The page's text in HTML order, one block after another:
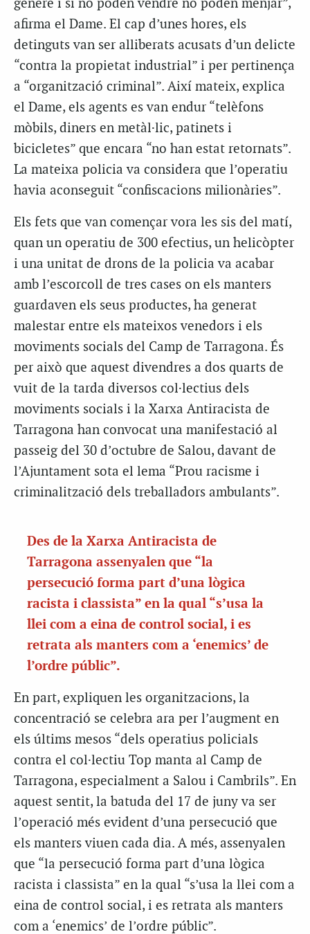
gènere i si no poden vendre no poden menjar”,
afirma el Dame. El cap d’unes hores, els
detinguts van ser alliberats acusats d’un delicte
“contra la propietat industrial” i per pertinença
a “organització criminal”. Així mateix, explica
el Dame, els agents es van endur “telèfons
mòbils, diners en metàl·lic, patinets i
bicicletes” que encara “no han estat retornats”.
La mateixa policia va considera que l’operatiu
havia aconseguit “confiscacions milionàries”.
Els fets que van començar vora les sis del matí,
quan un operatiu de 300 efectius, un helicòpter
i una unitat de drons de la policia va acabar
amb l’escorcoll de tres cases on els manters
guardaven els seus productes, ha generat
malestar entre els mateixos venedors i els
moviments socials del Camp de Tarragona. És
per això que aquest divendres a dos quarts de
vuit de la tarda diversos col·lectius dels
moviments socials i la Xarxa Antiracista de
Tarragona han convocat una manifestació al
passeig del 30 d’octubre de Salou, davant de
l’Ajuntament sota el lema “Prou racisme i
criminalització dels treballadors ambulants”.
Des de la Xarxa Antiracista de
Tarragona assenyalen que “la
persecució forma part d’una lògica
racista i classista” en la qual “s’usa la
llei com a eina de control social, i es
retrata als manters com a ‘enemics’ de
l’ordre públic”.
En part, expliquen les organitzacions, la
concentració se celebra ara per l’augment en
els últims mesos “dels operatius policials
contra el col·lectiu Top manta al Camp de
Tarragona, especialment a Salou i Cambrils”. En
aquest sentit, la batuda del 17 de juny va ser
l’operació més evident d’una persecució que
els manters viuen cada dia. A més, assenyalen
que “la persecució forma part d’una lògica
racista i classista” en la qual “s’usa la llei com a
eina de control social, i es retrata als manters
com a ‘enemics’ de l’ordre públic”.